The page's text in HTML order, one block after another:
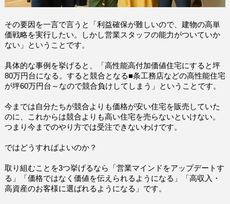
その要因を一言で言うと「利益確保が難しいので、建物の高単
価戦略を実行したい。しかし営業スタッフの能力がついていか
ない」ということです。
具体的な事例を挙げると、「高性能高付加価値住宅にすると坪
80万円台になる。すると競合となる■条工務店などの高性能住宅
が坪60万円台～なので競合負けしてしまう」ということです。
今までは自分たちが競合よりも価格が安い住宅を販売していた
のに、これからは競合よりも高い住宅を売らないといけない。
つまり今までのやり方では受注できないわけです。
ではどうすればよいのか？
取り組むことを3つ挙げるなら「営業マインドをアップデートす
る」「価格ではなく価値を伝えられるようになる」「高収入・
高資産のお客様に選ばれるようになる」です。